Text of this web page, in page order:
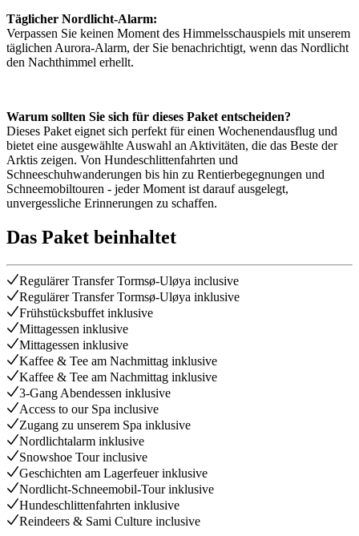
Täglicher Nordlicht-Alarm:
Verpassen Sie keinen Moment des Himmelsschauspiels mit unserem
täglichen Aurora-Alarm, der Sie benachrichtigt, wenn das Nordlicht
den Nachthimmel erhellt.
Warum sollten Sie sich für dieses Paket entscheiden?
Dieses Paket eignet sich perfekt für einen Wochenendausflug und
bietet eine ausgewählte Auswahl an Aktivitäten, die das Beste der
Arktis zeigen. Von Hundeschlittenfahrten und
Schneeschuhwanderungen bis hin zu Rentierbegegnungen und
Schneemobiltouren - jeder Moment ist darauf ausgelegt,
unvergessliche Erinnerungen zu schaffen.
Das Paket beinhaltet
Regulärer Transfer Tormsø-Uløya inclusive
Regulärer Transfer Tormsø-Uløya inklusive
Frühstücksbuffet inklusive
Mittagessen inklusive
Mittagessen inklusive
Kaffee & Tee am Nachmittag inklusive
Kaffee & Tee am Nachmittag inklusive
3-Gang Abendessen inklusive
Access to our Spa inclusive
Zugang zu unserem Spa inklusive
Nordlichtalarm inklusive
Snowshoe Tour inclusive
Geschichten am Lagerfeuer inklusive
Nordlicht-Schneemobil-Tour inklusive
Hundeschlittenfahrten inklusive
Reindeers & Sami Culture inclusive